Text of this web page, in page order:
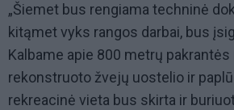
„Šiemet bus rengiama techninė
kitąmet vyks rangos darbai, bus
Kalbame apie 800 metrų pakrantės
rekonstruoto žvejų uostelio ir
rekreacinė vieta bus skirta ir